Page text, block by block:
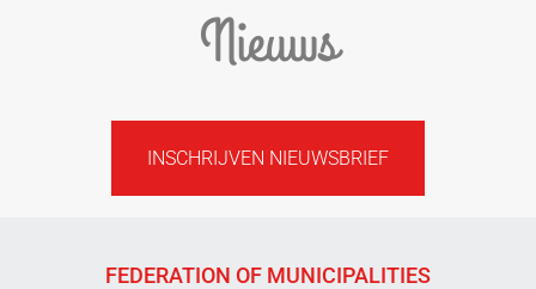
Nieuws
INSCHRIJVEN NIEUWSBRIEF
FEDERATION OF MUNICIPALITIES